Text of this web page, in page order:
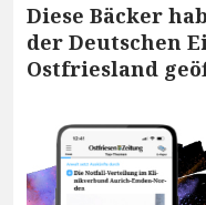
Diese Bäcker
der Deutschen
Ostfriesland